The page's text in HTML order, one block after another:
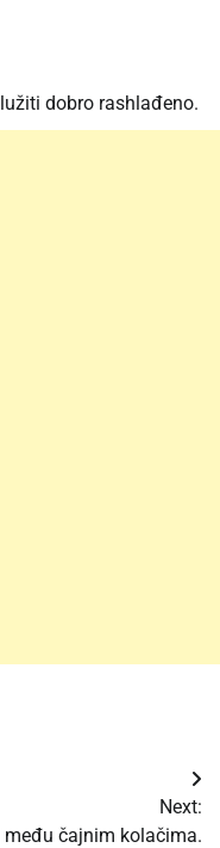
dobro rashlađeno.
Next:
među čajnim kolačima.